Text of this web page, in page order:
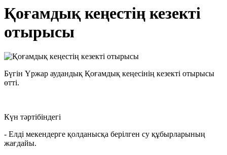
Қоғамдық кеңестің кезекті
отырысы
Бүгін Үржар аудандық Қоғамдық кеңесінің кезекті отырысы
өтті.
Күн тәртібіндегі
- Елді мекендерге қолданысқа берілген су құбырларының
жағдайы.